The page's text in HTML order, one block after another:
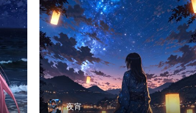
夜宵